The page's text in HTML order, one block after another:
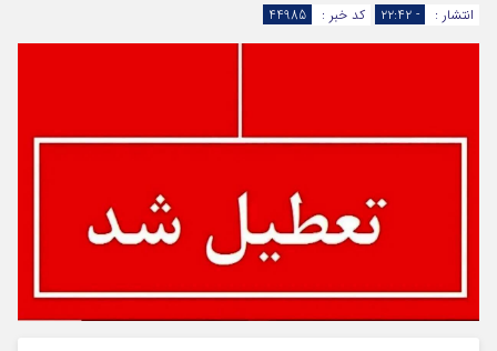
انتشار : - ۲۲:۴۲ کد خبر : 44985